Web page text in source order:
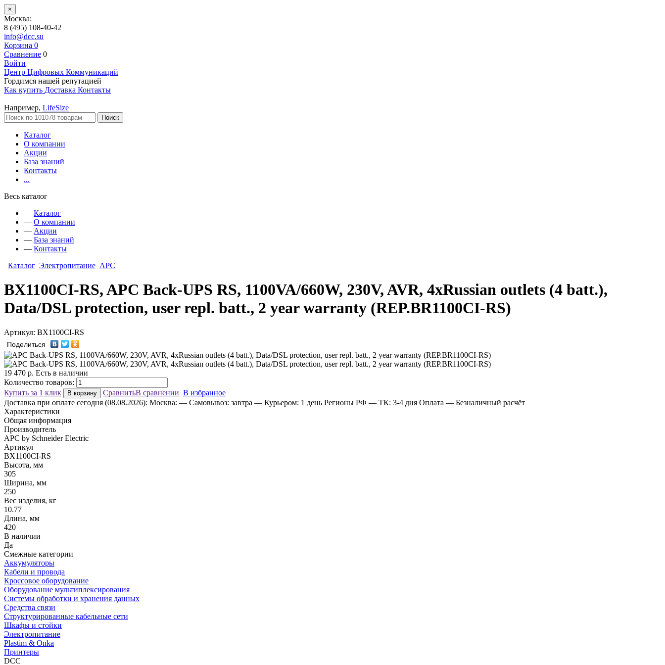
×
Москва:
8 (495) 108-40-42
info@dcc.su
Корзина 0
Сравнение 0
Войти
Центр Цифровых Коммуникаций
Гордимся нашей репутацией
Как купить Доставка Контакты
Например, LifeSize
Поиск
Каталог
О компании
Акции
База знаний
Контакты
...
Весь каталог
— Каталог
— О компании
— Акции
— База знаний
— Контакты
Каталог Электропитание APC
BX1100CI-RS, APC Back-UPS RS, 1100VA/660W, 230V, AVR, 4xRussian outlets (4 batt.),
Data/DSL protection, user repl. batt., 2 year warranty (REP.BR1100CI-RS)
Артикул: BX1100CI-RS
Поделиться
19 470 р. Есть в наличии
Количество товаров:
Купить за 1 клик
В корзину СравнитьВ сравнении В избранное
Доставка при оплате сегодня (08.08.2026): Москва: — Самовывоз: завтра — Курьером: 1 день Регионы РФ — ТК: 3-4 дня Оплата — Безналичный расчёт
Характеристики
Общая информация
Производитель
APC by Schneider Electric
Артикул
BX1100CI-RS
Высота, мм
305
Ширина, мм
250
Вес изделия, кг
10.77
Длина, мм
420
В наличии
Да
Смежные категории
Аккумуляторы
Кабели и провода
Кроссовое оборудование
Оборудование мультиплексирования
Системы обработки и хранения данных
Средства связи
Структурированные кабельные сети
Шкафы и стойки
Электропитание
Plastim & Onka
Принтеры
DCC